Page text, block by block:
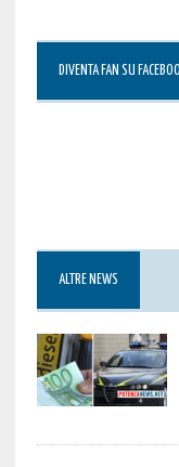
DIVENTA FAN SU
ALTRE NEWS